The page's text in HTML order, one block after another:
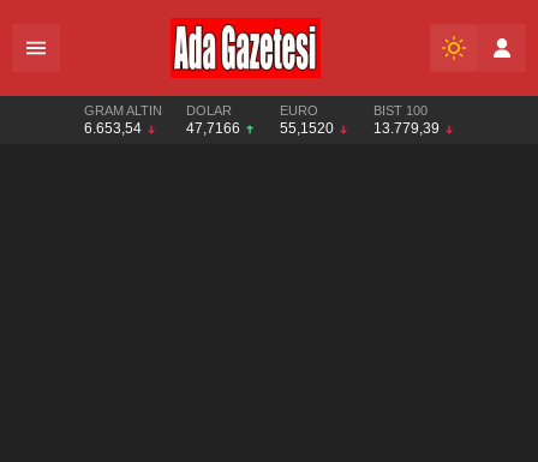
GRAM ALTIN
6.653,54
DOLAR
47,7166
EURO
55,1520
BIST 100
13.779,39